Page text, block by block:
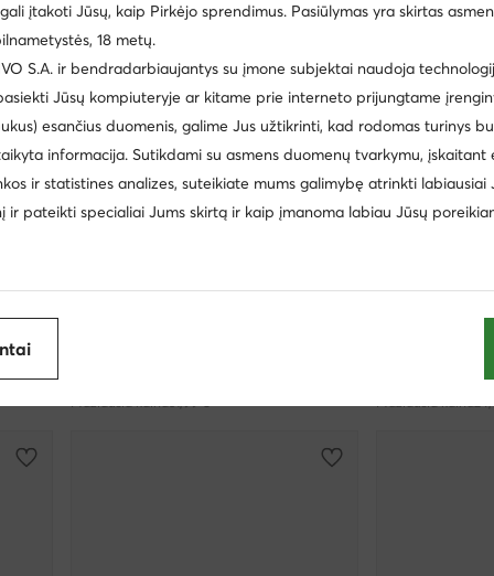
EXTRA -25% Kodas: SUMMER EXTRA -
Espadrilės ·
Dabartinė kaina
įtakoti Jūsų, kaip Pirkėjo sprendimus. Pasiūlymas yra skirtas
18 metų.
S.A. ir bendradarbiaujantys su įmone subjektai naudoja
Jūsų kompiuteryje ar kitame prie interneto prijungtame
esančius duomenis, galime Jus užtikrinti, kad rodomas turinys
informacija. Sutikdami su asmens duomenų tvarkymu, įskaitant
ir statistines analizes, suteikiate mums galimybę atrinkti labiausiai
ir pateikti specialiai Jums skirtą ir kaip įmanoma labiau Jūsų